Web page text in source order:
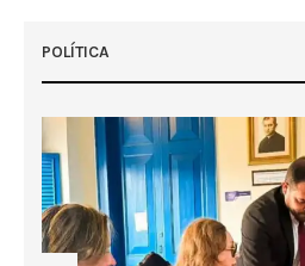
POLÍTICA